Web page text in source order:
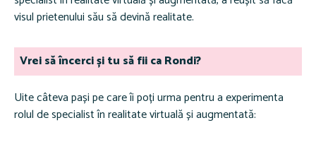
visul prietenului său să devină realitate.
Vrei să încerci și tu să fii ca Rondi?
Uite câteva pași pe care îi poți urma pentru a experimenta
rolul de specialist în realitate virtuală și augmentată: